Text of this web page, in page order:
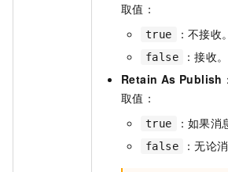
取值：
true ：不接收。
false
：接收。
Retain As Publish
取值：
true ：如果消
false ：无论